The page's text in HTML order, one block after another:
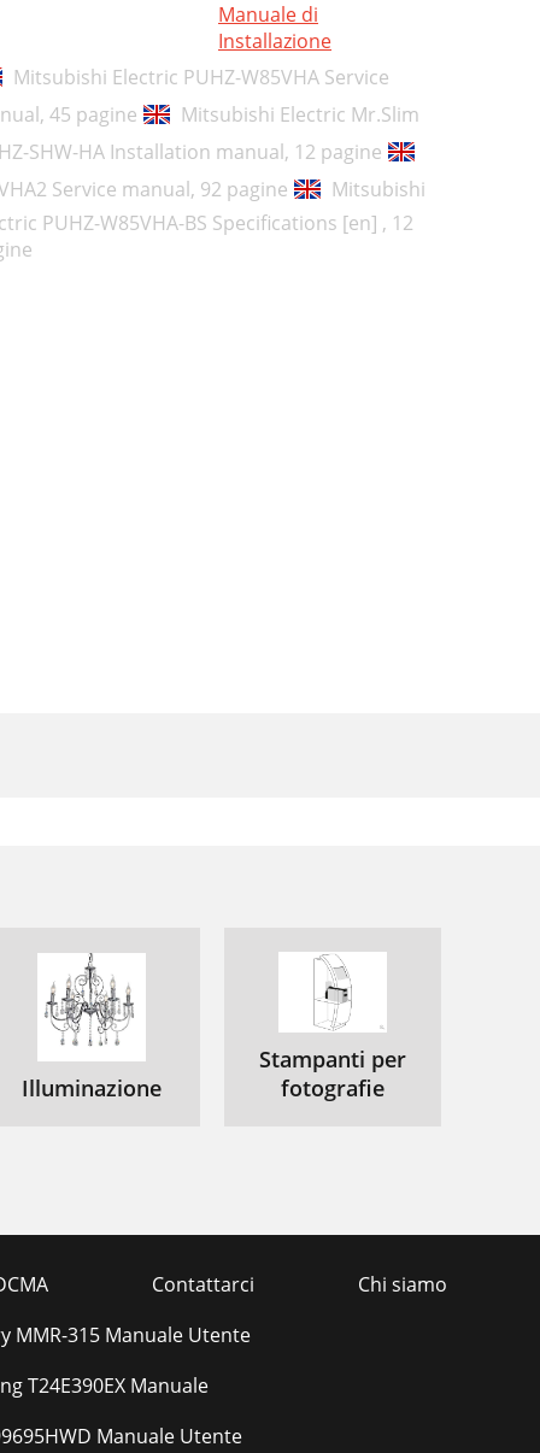
Manuale di
Installazione
Mitsubishi Electric PUHZ-W85VHA Service
45 pagine
Mitsubishi Electric Mr.Slim
SHW-HA Installation manual, 12 pagine
Service manual, 92 pagine
Mitsubishi
PUHZ-W85VHA-BS Specifications [en] , 12
Illuminazione
Stampanti per
fotografie
Contattarci
Chi siamo
MMR-315 Manuale Utente
T24E390EX Manuale
Manuale Utente